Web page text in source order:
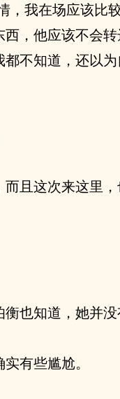
，我在场应该比
，他应该不会
不知道，还以
且这次来这里
也知道，她并没
有些尴尬。